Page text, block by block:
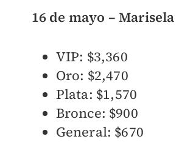
16 de mayo – Marisela
VIP: $3,360
Oro: $2,470
Plata: $1,570
Bronce: $900
General: $670